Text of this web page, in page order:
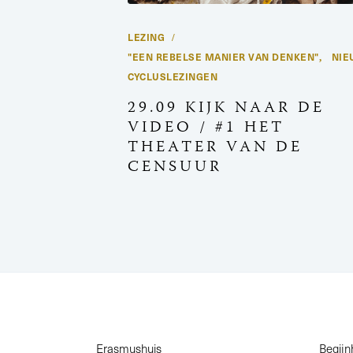
LEZING
"EEN REBELSE MANIER VAN DENKEN",
CYCLUSLEZINGEN
29.09 KIJK NAAR DE
VIDEO / #1 HET
THEATER VAN DE
CENSUUR
Erasmushuis